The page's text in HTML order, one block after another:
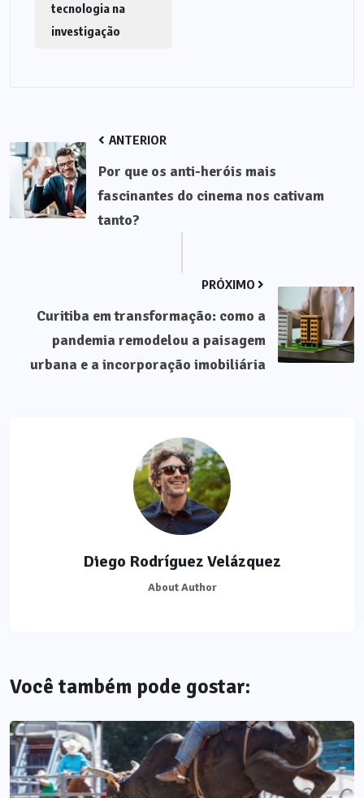
tecnologia na
investigação
ANTERIOR
Por que os anti-heróis mais
fascinantes do cinema nos cativam
tanto?
PRÓXIMO
Curitiba em transformação: como a
pandemia remodelou a paisagem
urbana e a incorporação imobiliária
Diego Rodríguez Velázquez
About Author
Você também pode gostar: